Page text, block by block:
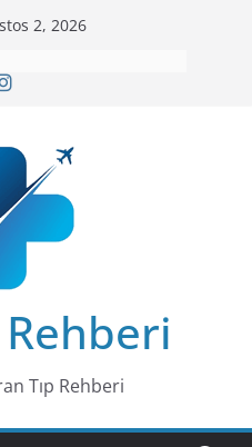
2, 2026
Tıp Rehberi